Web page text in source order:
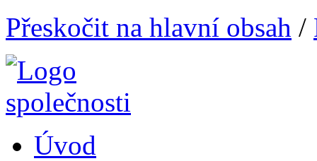
Přeskočit na hlavní obsah /
Úvod